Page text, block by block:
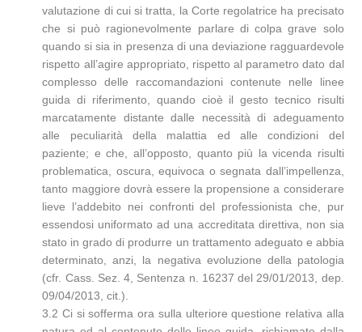
valutazione di cui si tratta, la Corte regolatrice ha precisato
che si può ragionevolmente parlare di colpa grave solo
quando si sia in presenza di una deviazione ragguardevole
rispetto all’agire appropriato, rispetto al parametro dato dal
complesso delle raccomandazioni contenute nelle linee
guida di riferimento, quando cioè il gesto tecnico risulti
marcatamente distante dalle necessità di adeguamento
alle peculiarità della malattia ed alle condizioni del
paziente; e che, all’opposto, quanto più la vicenda risulti
problematica, oscura, equivoca o segnata dall’impellenza,
tanto maggiore dovrà essere la propensione a considerare
lieve l’addebito nei confronti del professionista che, pur
essendosi uniformato ad una accreditata direttiva, non sia
stato in grado di produrre un trattamento adeguato e abbia
determinato, anzi, la negativa evoluzione della patologia
(cfr. Cass. Sez. 4, Sentenza n. 16237 del 29/01/2013, dep.
09/04/2013, cit.).
3.2 Ci si sofferma ora sulla ulteriore questione relativa alla